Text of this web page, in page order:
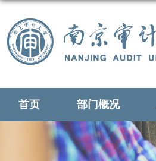
首页 部门概况